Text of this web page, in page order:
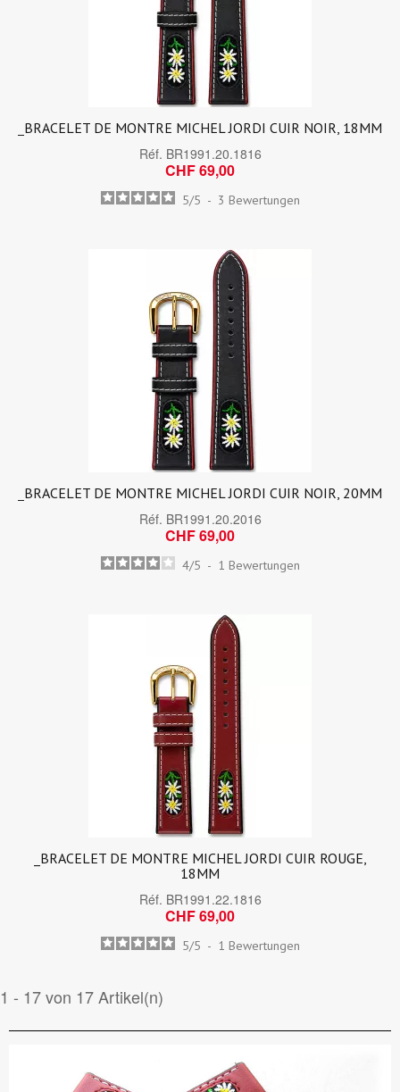
_BRACELET DE MONTRE MICHEL JORDI CUIR NOIR, 18MM
Réf. BR1991.20.1816
CHF 69,00
5/5 - 3 Bewertungen
_BRACELET DE MONTRE MICHEL JORDI CUIR NOIR, 20MM
Réf. BR1991.20.2016
CHF 69,00
4/5 - 1 Bewertungen
_BRACELET DE MONTRE MICHEL JORDI CUIR ROUGE,
18MM
Réf. BR1991.22.1816
CHF 69,00
5/5 - 1 Bewertungen
1 - 17 von 17 Artikel(n)